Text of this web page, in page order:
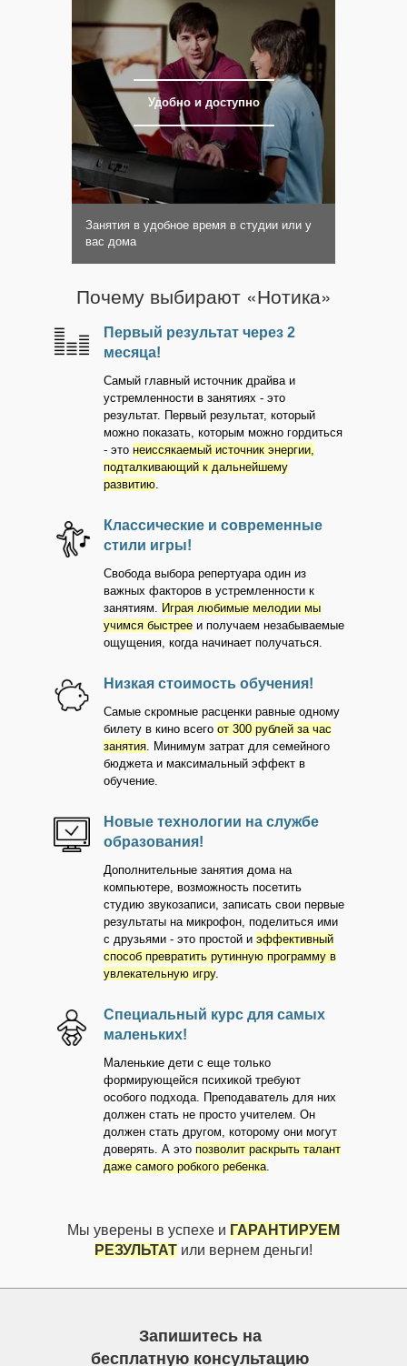
Удобно и доступно
Занятия в удобное время в студии или у
вас дома
Почему выбирают «Нотика»
Первый результат через 2
месяца!
Самый главный источник драйва и
устремленности в занятиях - это
результат. Первый результат, который
можно показать, которым можно гордиться
- это неиссякаемый источник энергии,
подталкивающий к дальнейшему
развитию.
Классические и современные
стили игры!
Свобода выбора репертуара один из
важных факторов в устремленности к
занятиям. Играя любимые мелодии мы
учимся быстрее и получаем незабываемые
ощущения, когда начинает получаться.
Низкая стоимость обучения!
Самые скромные расценки равные одному
билету в кино всего от 300 рублей за час
занятия. Минимум затрат для семейного
бюджета и максимальный эффект в
обучение.
Новые технологии на службе
образования!
Дополнительные занятия дома на
компьютере, возможность посетить
студию звукозаписи, записать свои первые
результаты на микрофон, поделиться ими
с друзьями - это простой и эффективный
способ превратить рутинную программу в
увлекательную игру.
Специальный курс для самых
маленьких!
Маленькие дети с еще только
формирующейся психикой требуют
особого подхода. Преподаватель для них
должен стать не просто учителем. Он
должен стать другом, которому они могут
доверять. А это позволит раскрыть талант
даже самого робкого ребенка.
Мы уверены в успехе и ГАРАНТИРУЕМ
РЕЗУЛЬТАТ или вернем деньги!
Запишитесь на
бесплатную консультацию